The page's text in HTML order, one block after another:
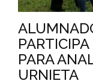
PARA
URNIETA